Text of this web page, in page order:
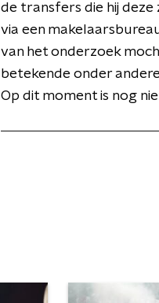
de transfers die hij
via een
van het onderzoek
betekende onder
Op dit moment is nog